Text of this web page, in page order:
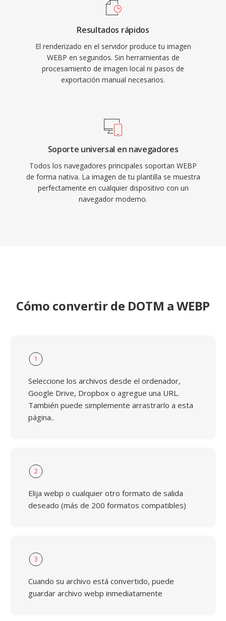
Resultados rápidos
El renderizado en el servidor produce tu imagen
WEBP en segundos. Sin herramientas de
procesamiento de imagen local ni pasos de
exportación manual necesarios.
Soporte universal en navegadores
Todos los navegadores principales soportan WEBP
de forma nativa. La imagen de tu plantilla se muestra
perfectamente en cualquier dispositivo con un
navegador moderno.
Cómo convertir de DOTM a WEBP
1
Seleccione los archivos desde el ordenador,
Google Drive, Dropbox o agregue una URL.
También puede simplemente arrastrarlo a esta
página..
2
Elija webp o cualquier otro formato de salida
deseado (más de 200 formatos compatibles)
3
Cuando su archivo está convertido, puede
guardar archivo webp inmediatamente